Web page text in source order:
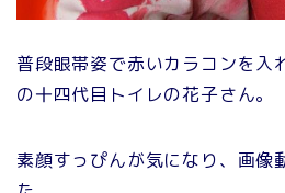
普段眼帯姿で赤いカラコンを入
の十四代目トイレの花子さん。
素顔すっぴんが気になり、画像